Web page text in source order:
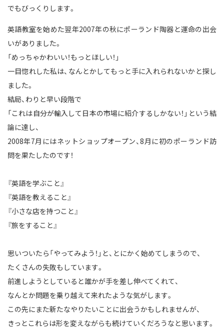
でもびっくりします。
英語教室を始めた翌年2007年の秋にポーランド陶器と運命の出会
いがありました。
「めっちゃかわいい！もっとほしい！」
一目惚れした私は、なんとかしてもっと手に入れられないかと探し
ました。
結局、わりと早い段階で
「これは自分が輸入して日本の市場に紹介するしかない！」という結
論に達し、
2008年7月にはネットショップオープン、8月に初のポーランド訪
問を果たしたのです！
『英語を学ぶこと』
『英語を教えること』
『小さな店を持つこと』
『旅をすること』
思いついたら「やってみよう！」と、とにかく始めてしまうので、
たくさんの失敗もしています。
前進しようとしていると誰かが手を差し伸べてくれて、
なんとか問題を乗り越えて来れたような気がします。
この先にまた新たなやりたいことに出会うかもしれませんが、
きっとこれらは形を変えながらも続けていくだろうなと思います。